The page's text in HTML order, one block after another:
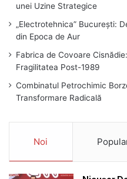
unei Uzine Strategice
„Electrotehnica” București:
din Epoca de Aur
Fabrica de Covoare
Fragilitatea Post-1989
Combinatul Petrochimic
Transformare Radicală
Noi